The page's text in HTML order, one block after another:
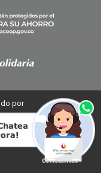
por
de Verdad.